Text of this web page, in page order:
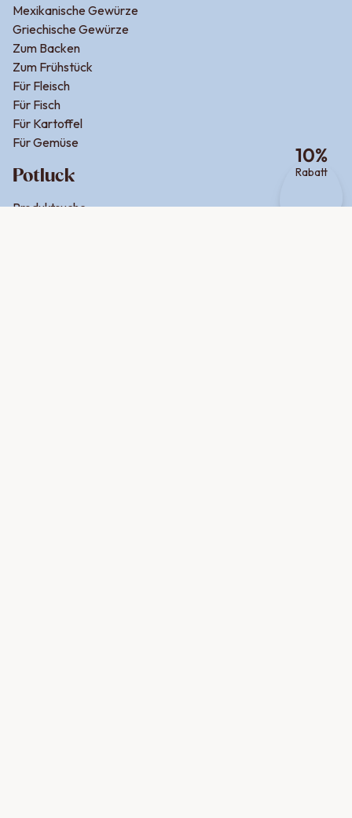
10%
Rabatt
Mexikanische Gewürze
Griechische Gewürze
Zum Backen
Zum Frühstück
Für Fleisch
Für Fisch
Für Kartoffel
Für Gemüse
Potluck
Produktsuche